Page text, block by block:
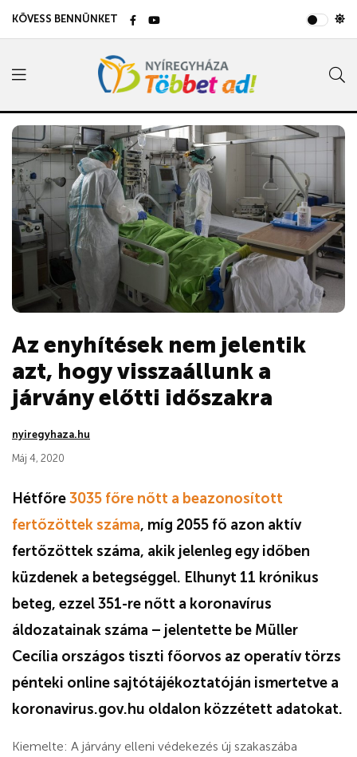
KÖVESS BENNÜNKET
Az enyhítések nem jelentik
azt, hogy visszaállunk a
járvány előtti időszakra
nyiregyhaza.hu
Máj 4, 2020
Hétfőre3035 főre nőtt a beazonosított
fertőzöttek száma, míg 2055 fő azon aktív
fertőzöttek száma, akik jelenleg egy időben
küzdenek a betegséggel. Elhunyt 11 krónikus
beteg, ezzel 351-re nőtt a koronavírus
áldozatainak száma – jelentette be Müller
Cecília országos tiszti főorvos az operatív törzs
pénteki online sajtótájékoztatóján ismertetve a
koronavirus.gov.hu oldalon közzétett adatokat.
Kiemelte: A járvány elleni védekezés új szakaszába